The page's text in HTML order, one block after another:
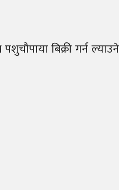
बिक्री गर्न ल्याउने